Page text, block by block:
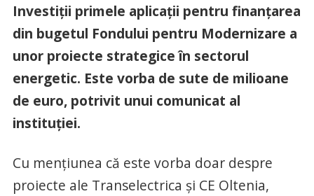
Investiții primele aplicații pentru finanțarea
din bugetul Fondului pentru Modernizare a
unor proiecte strategice în sectorul
energetic. Este vorba de sute de milioane
de euro, potrivit unui comunicat al
instituției.
Cu mențiunea că este vorba doar despre
proiecte ale Transelectrica și CE Oltenia,